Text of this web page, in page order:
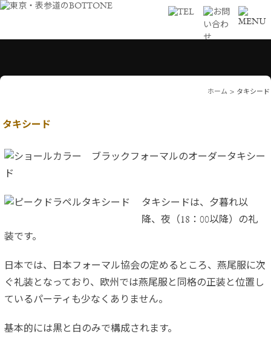
ホーム > タキシード
タキシード
タキシードは、夕暮れ以
降、夜（18：00以降）の礼
装です。
日本では、日本フォーマル協会の定めるところ、燕尾服に次
ぐ礼装となっており、欧州では燕尾服と同格の正装と位置し
ているパーティも少なくありません。
基本的には黒と白のみで構成されます。